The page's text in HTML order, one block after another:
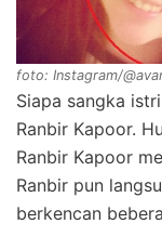
foto: Instagram/
Siapa sangka
Ranbir Kapoor.
Ranbir Kapoor
Ranbir pun
berkencan